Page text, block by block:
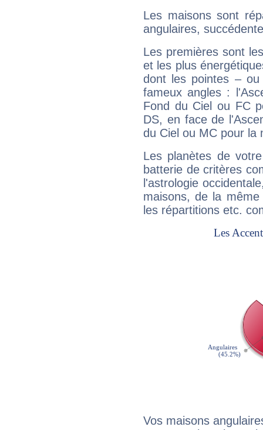
Les maisons sont
angulaires,
Les premières sont
et les plus
dont les pointes –
fameux angles :
Fond du Ciel ou FC
DS, en face de
du Ciel ou MC pour la
Les planètes de
batterie de critères
l'astrologie
maisons, de la
les répartitions etc.
Vos maisons